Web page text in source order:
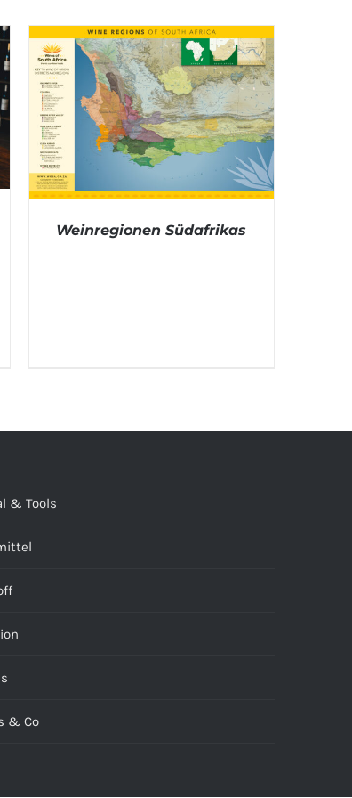
Weinregionen Südafrikas
& Tools
& Co